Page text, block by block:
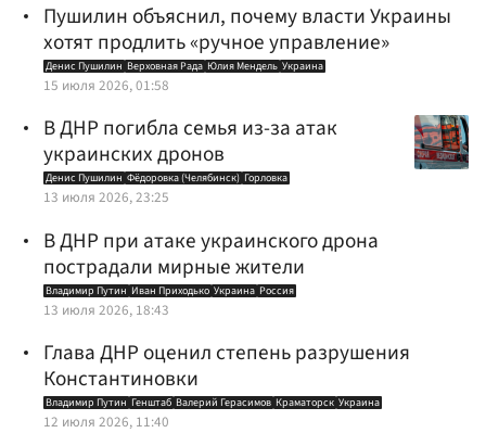
Пушилин объяснил, почему власти Украины
хотят продлить «ручное управление»
Денис Пушилин Верховная Рада Юлия Мендель Украина
15 июля 2026, 01:58
В ДНР погибла семья из-за атак
украинских дронов
Денис Пушилин Фёдоровка (Челябинск) Горловка
13 июля 2026, 23:25
В ДНР при атаке украинского дрона
пострадали мирные жители
Владимир Путин Иван Приходько Украина Россия
13 июля 2026, 18:43
Глава ДНР оценил степень разрушения
Константиновки
Владимир Путин Генштаб Валерий Герасимов Краматорск Украина
12 июля 2026, 11:40